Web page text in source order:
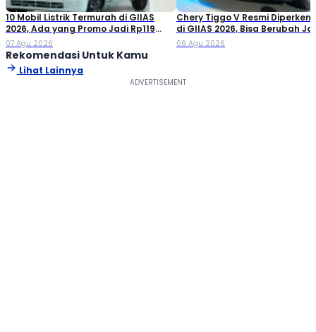
10 Mobil Listrik Termurah di GIIAS
2026, Ada yang Promo Jadi Rp119
Jutaan!
07 Agu 2026
Chery Tiggo V Resmi
di GIIAS 2026, Bisa Berubah
Double Cabin
06 Agu 2026
Rekomendasi Untuk Kamu
Lihat Lainnya